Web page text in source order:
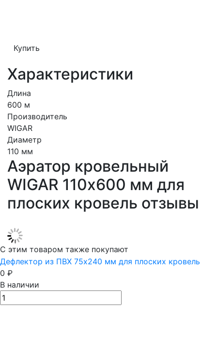
Купить
Характеристики
Длина
600 м
Производитель
WIGAR
Диаметр
110 мм
Аэратор кровельный
WIGAR 110х600 мм для
плоских кровель отзывы
С этим товаром также покупают
Дефлектор из ПВХ 75х240 мм для плоских кровель
0 ₽
В наличии